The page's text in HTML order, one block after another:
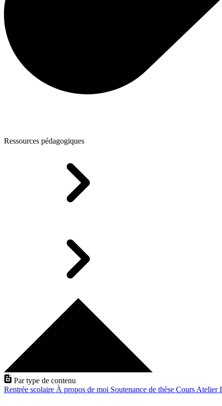
Ressources pédagogiques
Par type de contenu
Rentrée scolaire À propos de moi Soutenance de thèse Cours Atelier